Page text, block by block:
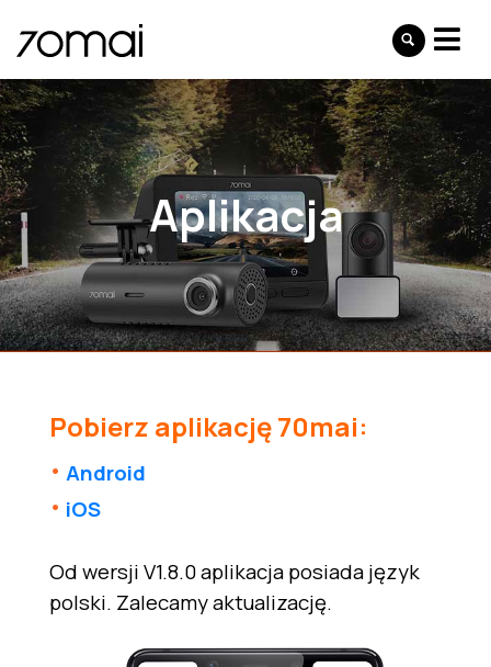
Aplikacja
Pobierz aplikację 70mai:
Android
iOS
Od wersji V1.8.0 aplikacja posiada język
polski. Zalecamy aktualizację.